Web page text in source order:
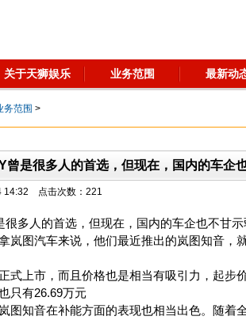
关于天狮娱乐 业务范围 最新动
务范围 >
曾是很多人的首选，但现在，国内的车企
14:32 点击次数：221
很多人的首选，但现在，国内的车企也不甘
岚图汽车来说，他们最近推出的岚图知音，
式上市，而且价格也是相当有吸引力，起步
只有26.69万元
图知音在补能方面的表现也相当出色。随着